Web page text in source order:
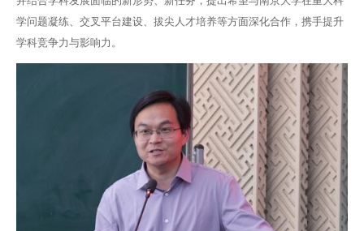
学问题凝练、交叉平台建设、拔尖人才培养等方面深化合作，携手提升
学科竞争力与影响力。